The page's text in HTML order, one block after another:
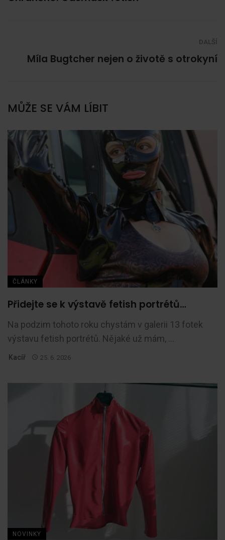
DALŠÍ
Míla Bugtcher nejen o životě s otrokyní
MŮŽE SE VÁM LÍBIT
ČLÁNKY
Přidejte se k výstavě fetish portrétů…
Na podzim tohoto roku chystám v galerii 13 fotek
výstavu fetish portrétů. Nějaké už mám, ...
Kacíř 25. 6. 2026
NOVINKY